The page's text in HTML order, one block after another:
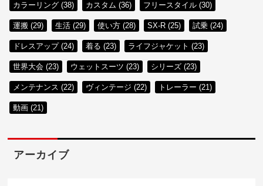
カラーリング (38) カスタム (36) フリースタイル (30)
運搬 (29) 生活 (29) 使い方 (28) SX-R (25) 試乗 (24)
ドレスアップ (24) 着る (23) ライフジャケット (23)
世界大会 (23) ウェットスーツ (23) シリーズ (23)
メンテナンス (22) ヴィンテージ (22) トレーラー (21)
動画 (21)
アーカイブ